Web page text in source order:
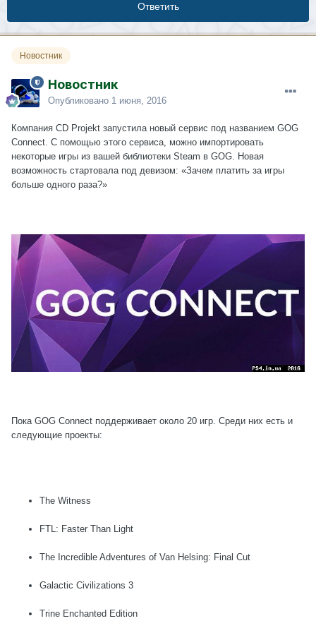
Ответить
Новостник
Новостник
Опубликовано 1 июня, 2016
Компания CD Projekt запустила новый сервис под названием GOG
Connect. С помощью этого сервиса, можно импортировать
некоторые игры из вашей библиотеки Steam в GOG. Новая
возможность стартовала под девизом: «Зачем платить за игры
больше одного раза?»
Пока GOG Connect поддерживает около 20 игр. Среди них есть и
следующие проекты:
The Witness
FTL: Faster Than Light
The Incredible Adventures of Van Helsing: Final Cut
Galactic Civilizations 3
Trine Enchanted Edition